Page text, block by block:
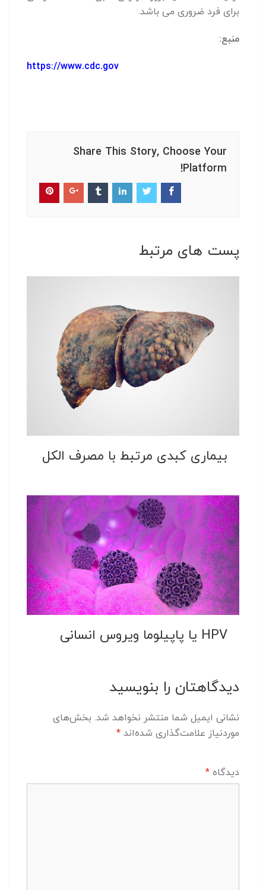
برای فرد ضروری می باشد.
منبع:
https://www.cdc.gov
Share This Story, Choose Your
Platform!
پست های مرتبط
بیماری کبدی مرتبط با مصرف الکل
HPV یا پاپیلوما ویروس انسانی
دیدگاهتان را بنویسید
نشانی ایمیل شما منتشر نخواهد شد. بخش‌های
موردنیاز علامت‌گذاری شده‌اند *
دیدگاه *